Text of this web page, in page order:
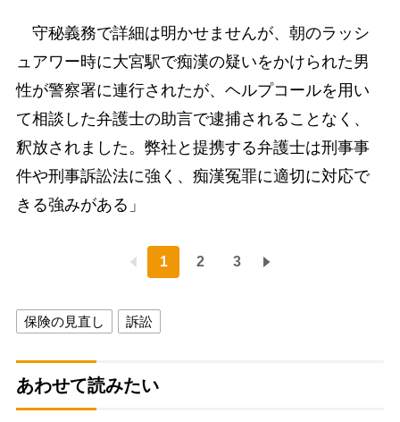
守秘義務で詳細は明かせませんが、朝のラッシ
ュアワー時に大宮駅で痴漢の疑いをかけられた男
性が警察署に連行されたが、ヘルプコールを用い
て相談した弁護士の助言で逮捕されることなく、
釈放されました。弊社と提携する弁護士は刑事事
件や刑事訴訟法に強く、痴漢冤罪に適切に対応で
きる強みがある」
1 2 3
保険の見直し 訴訟
あわせて読みたい